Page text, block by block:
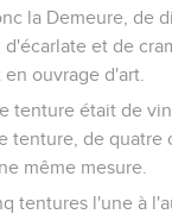
la Demeure, de
d'écarlate et de
ouvrage d'art.
tenture était de
tenture, de quatre
même mesure.
tentures l'une à